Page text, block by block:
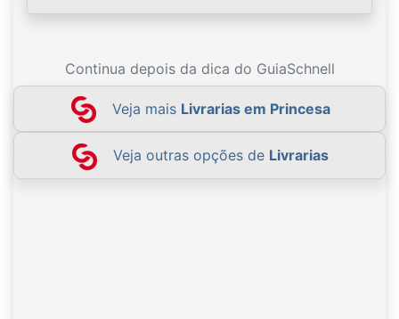
Continua depois da dica do GuiaSchnell
Veja mais Livrarias em Princesa
Veja outras opções de Livrarias